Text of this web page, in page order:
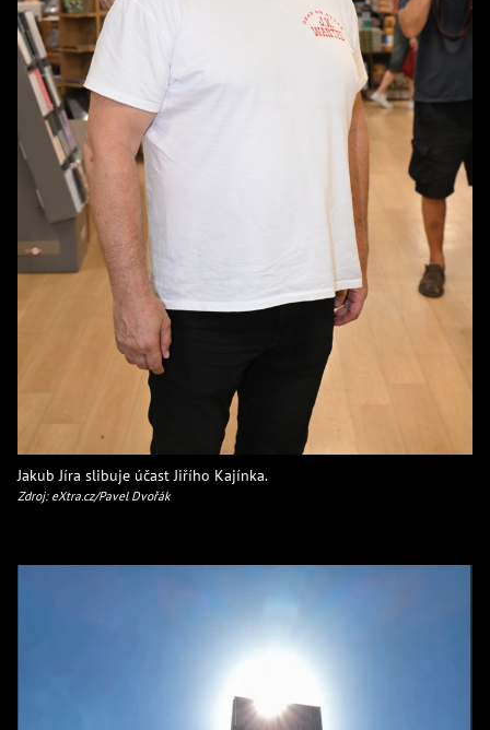
Jakub Jíra slibuje účast Jiřího Kajínka.
Zdroj: eXtra.cz/Pavel Dvořák